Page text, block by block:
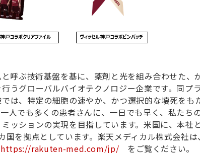
呼ぶ技術基盤を基に、薬剤と光を組み合わせた、
うグローバルバイオテクノロジー企業です。同プ
は、特定の細胞の速やか、かつ選択的な壊死をも
人でも多くの患者さんに、一日でも早く、私たち
ッションの実現を目指しています。米国に、本社
を拠点としています。楽天メディカル株式会社
https://rakuten-med.com/jp/ をご覧ください。